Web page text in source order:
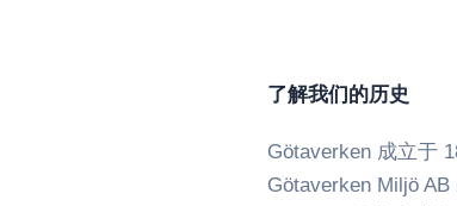
了解我们的历史
Götaverken 成立于
Götaverken Miljö